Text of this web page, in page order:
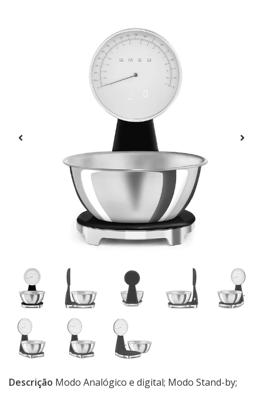
Descrição Modo Analógico e digital; Modo Stand-by;